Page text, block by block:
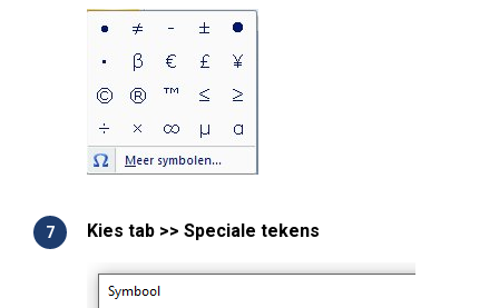
Kies tab >> Speciale tekens